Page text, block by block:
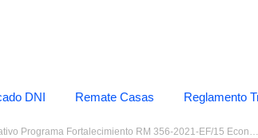
DNI Remate Casas Reglamento
Programa Fortalecimiento RM 356-2021-EF/15 Economia y Finanzas